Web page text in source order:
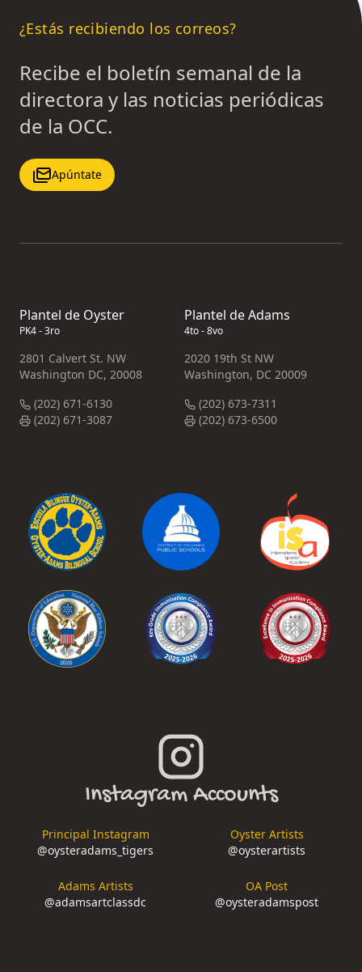
¿Estás recibiendo los correos?
Recibe el boletín semanal de la
directora y las noticias periódicas
de la OCC.
Apúntate
Plantel de Oyster
PK4 - 3ro
2801 Calvert St. NW
Washington DC, 20008
(202) 671-6130
(202) 671-3087
Plantel de Adams
4to - 8vo
2020 19th St NW
Washington, DC 20009
(202) 673-7311
(202) 673-6500
Instagram Accounts
Principal Instagram
@oysteradams_tigers
Oyster Artists
@oysterartists
Adams Artists
@adamsartclassdc
OA Post
@oysteradamspost